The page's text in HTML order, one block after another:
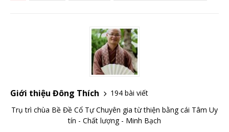
Giới thiệu Đông Thích
194 bài viết
Trụ trì chùa Bề Đề Cổ Tự Chuyên gia từ thiện bằng cái Tâm Uy
tín - Chất lượng - Minh Bạch